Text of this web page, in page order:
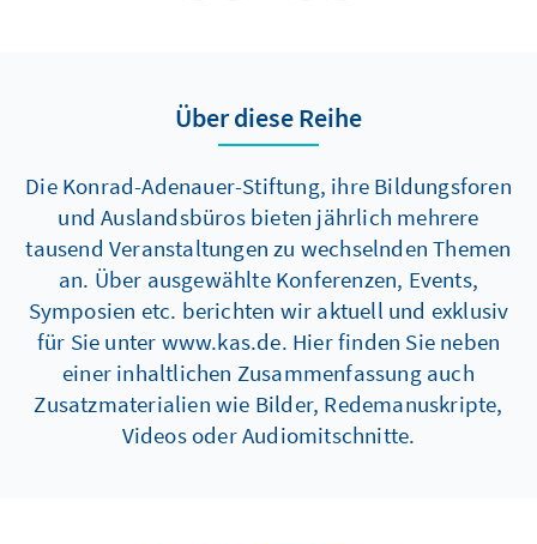
Über diese Reihe
Die Konrad-Adenauer-Stiftung, ihre Bildungsforen
und Auslandsbüros bieten jährlich mehrere
tausend Veranstaltungen zu wechselnden Themen
an. Über ausgewählte Konferenzen, Events,
Symposien etc. berichten wir aktuell und exklusiv
für Sie unter www.kas.de. Hier finden Sie neben
einer inhaltlichen Zusammenfassung auch
Zusatzmaterialien wie Bilder, Redemanuskripte,
Videos oder Audiomitschnitte.